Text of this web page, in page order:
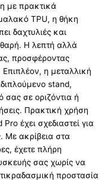
με πρακτικά
TPU, η θήκη
δαχτυλιές και
Η λεπτή αλλά
προσφέροντας
η μεταλλική
stand,
σας σε οριζόντια ή
Πρακτική χρήση
έχει σχεδιαστεί για
Με ακρίβεια στα
έχετε πλήρη
σας χωρίς να
προστασία